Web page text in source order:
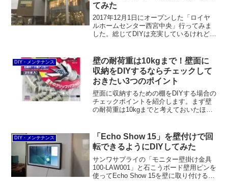
てみた
2017年12月1日にオープンした「ロイヤ
ルホームセンター西宮中央」行ってみま
した。総じてDIYは充実しているけれど期
それ以外は一般的なホームセンター並み
もしくはそれ以下という印象。収納用品
はむしろ少ない。
DIY・メンテナンス
壁の耐荷重は10kgまで！壁面に
収納をDIYするならチェックして
おきたい3つのポイント
壁面に収納するための棚をDIYする場合の
チェックポイントを紹介します。まず壁
の耐荷重は10kgまでと考えておいたほう
ことが困難な場合は、床に荷重を逃がし
てやるのも手です。
DIY・メンテナンス
「Echo Show 15」を壁付けで回
転できるようにDIYしてみた
サンワサプライの「モニター壁掛け金具
100-LAW001」と石こうボード壁用ピンを
使ってEcho Show 15を壁に取り付けると